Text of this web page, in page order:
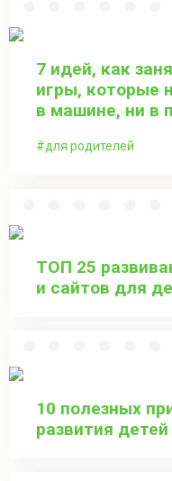
7 идей, как
игры, которые
в машине, ни в
для родителей
ТОП 25
и сайтов для
10 полезных
развития